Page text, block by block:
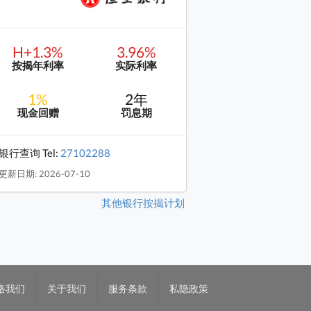
H+1.3%
按揭年利率
3.96%
实际利率
1%
现金回赠
2年
罚息期
行查询 Tel: 27102288
新日期: 2026-07-10
其他银行按揭计划
我们 关于我们 服务条款 私隐政策